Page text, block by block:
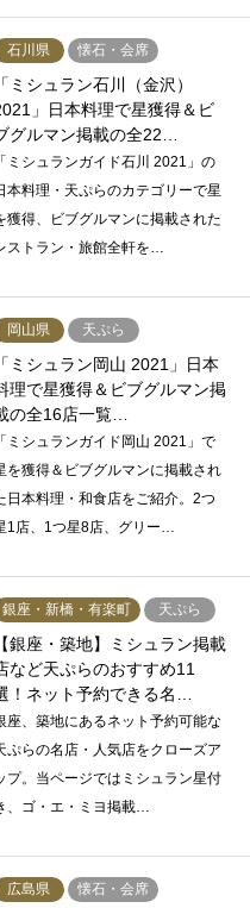
石川県 懐石・会席
「ミシュラン石川（金沢）
」日本料理で星獲得＆ビ
グルマン掲載の全22…
「ミシュランガイド石川 2021」の
本料理・天ぷらのカテゴリーで星
獲得、ビブグルマンに掲載された
ストラン・旅館全軒を…
岡山県 天ぷら
「ミシュラン岡山 2021」日本
理で星獲得＆ビブグルマン掲
の全16店一覧…
「ミシュランガイド岡山 2021」で
を獲得＆ビブグルマンに掲載され
日本料理・和食店をご紹介。2つ
1店、1つ星8店、グリー…
銀座・新橋・有楽町 天ぷら
【銀座・築地】ミシュラン掲載
など天ぷらのおすすめ11
！ネット予約できる名…
座、築地にあるネット予約可能な
ぷらの名店・人気店をクローズア
プ。当ページではミシュラン星付
、ゴ・エ・ミヨ掲載…
広島県 懐石・会席